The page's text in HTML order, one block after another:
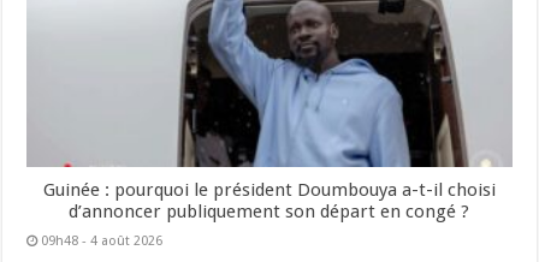
Guinée : pourquoi le président Doumbouya a-t-il choisi
d’annoncer publiquement son départ en congé ?
09h48 - 4 août 2026